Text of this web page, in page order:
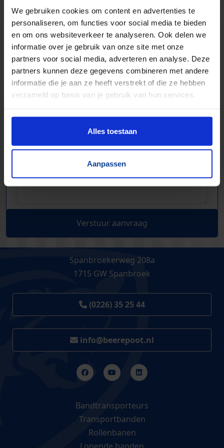
We gebruiken cookies om content en advertenties te
personaliseren, om functies voor social media te bieden
en om ons websiteverkeer te analyseren. Ook delen we
informatie over je gebruik van onze site met onze
partners voor social media, adverteren en analyse. Deze
partners kunnen deze gegevens combineren met andere
informatie die je aan ze heeft verstrekt of die ze hebben
verzameld op basis van je gebruik van hun services.
Alles toestaan
Aanpassen
Verstuur aanvraag
Spanbroekerweg 208a
1715 GW Spanbroek
(0226) 35 25 44
info@beerepoot.nl
Bandtransporteurs
Transportbanden
Rollenbanen